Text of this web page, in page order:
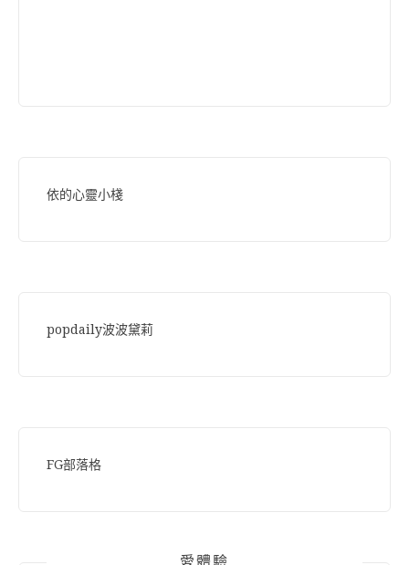
依的心靈小棧
popdaily波波黛莉
FG部落格